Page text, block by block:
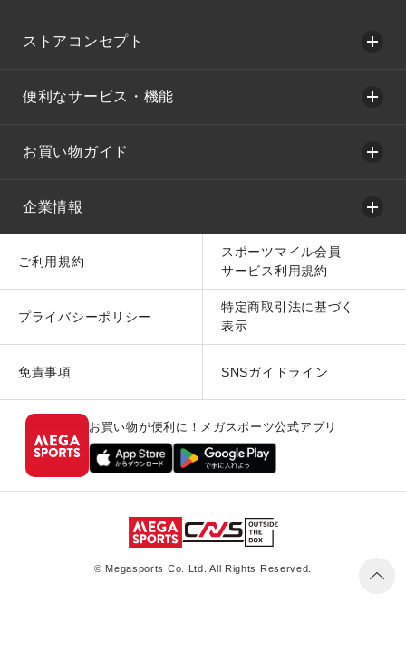
ストアコンセプト
便利なサービス・機能
お買い物ガイド
企業情報
ご利用規約
スポーツマイル会員
サービス利用規約
プライバシーポリシー
特定商取引法に基づく
表示
免責事項 SNSガイドライン
お買い物が便利に！メガスポーツ公式アプリ
© Megasports Co. Ltd. All Rights Reserved.